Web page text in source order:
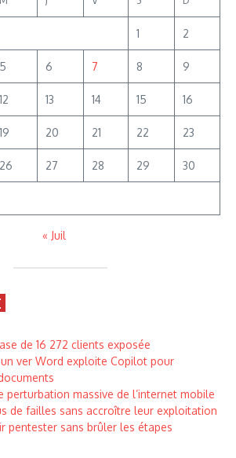
1 2
5 6 7 8 9
12 13 14 15 16
19 20 21 22 23
26 27 28 29 30
« Juil
de 16 272 clients exposée
ver Word exploite Copilot pour
perturbation massive de l’internet mobile
de failles sans accroître leur exploitation
pentester sans brûler les étapes